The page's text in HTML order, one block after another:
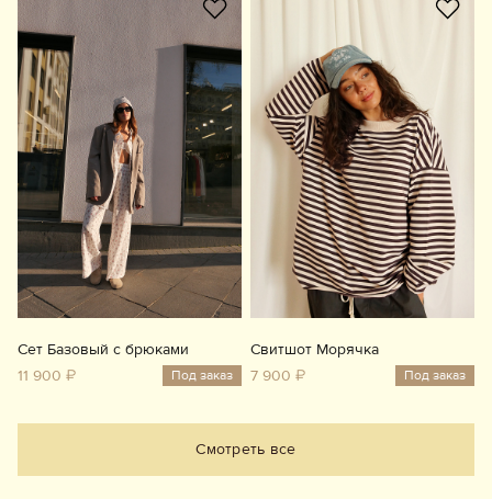
Сет Базовый с брюками
11 900 ₽
Под заказ
Свитшот Морячка
7 900 ₽
Под заказ
Смотреть все